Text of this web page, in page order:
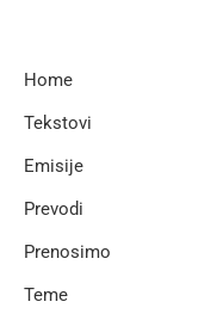
Home
Tekstovi
Emisije
Prevodi
Prenosimo
Teme